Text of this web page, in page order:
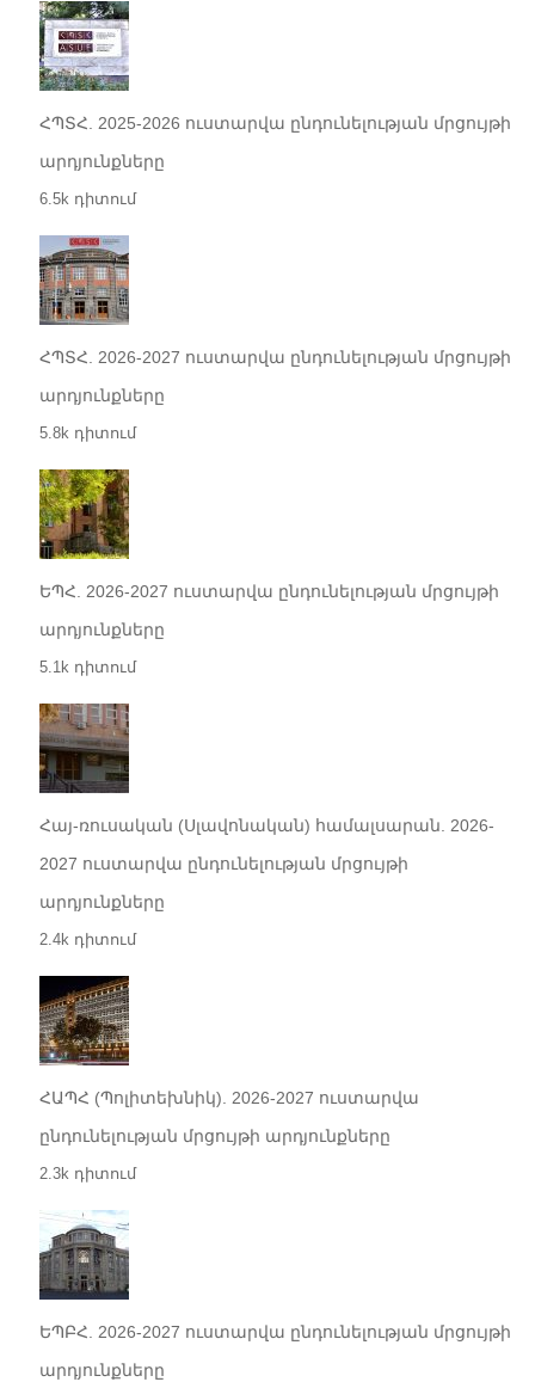
ՀՊՏՀ. 2025-2026 ուստարվա ընդունելության մրցույթի
արդյունքները
6.5k դիտում
ՀՊՏՀ. 2026-2027 ուստարվա ընդունելության մրցույթի
արդյունքները
5.8k դիտում
ԵՊՀ. 2026-2027 ուստարվա ընդունելության մրցույթի
արդյունքները
5.1k դիտում
Հայ-ռուսական (Սլավոնական) համալսարան. 2026-
2027 ուստարվա ընդունելության մրցույթի
արդյունքները
2.4k դիտում
ՀԱՊՀ (Պոլիտեխնիկ). 2026-2027 ուստարվա
ընդունելության մրցույթի արդյունքները
2.3k դիտում
ԵՊԲՀ. 2026-2027 ուստարվա ընդունելության մրցույթի
արդյունքները